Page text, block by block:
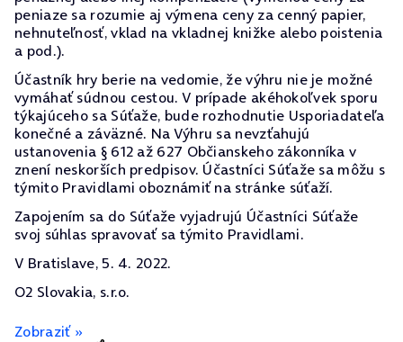
peniaze sa rozumie aj výmena ceny za cenný papier,
nehnuteľnosť, vklad na vkladnej knižke alebo poistenia
a pod.).
Účastník hry berie na vedomie, že výhru nie je možné
vymáhať súdnou cestou. V prípade akéhokoľvek sporu
týkajúceho sa Súťaže, bude rozhodnutie Usporiadateľa
konečné a záväzné. Na Výhru sa nevzťahujú
ustanovenia § 612 až 627 Občianskeho zákonníka v
znení neskorších predpisov. Účastníci Súťaže sa môžu s
týmito Pravidlami oboznámiť na stránke súťaží.
Zapojením sa do Súťaže vyjadrujú Účastníci Súťaže
svoj súhlas spravovať sa týmito Pravidlami.
V Bratislave, 5. 4. 2022.
O2 Slovakia, s.r.o.
Zobraziť »